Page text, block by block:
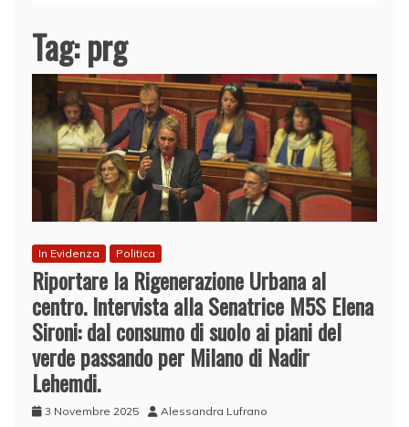
Tag:prg
In Evidenza Politica
Riportare la Rigenerazione Urbana al
centro. Intervista alla Senatrice M5S Elena
Sironi: dal consumo di suolo ai piani del
verde passando per Milano di Nadir
Lehemdi.
3 Novembre 2025 Alessandra Lufrano